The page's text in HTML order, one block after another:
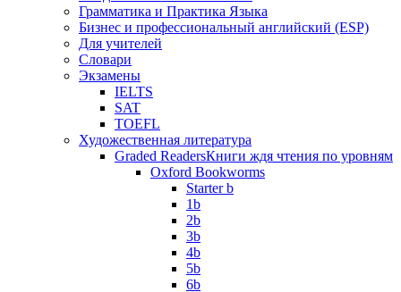
Грамматика и Практика Языка
Бизнес и профессиональный английский (ESP)
Для учителей
Словари
Экзамены
IELTS
SAT
TOEFL
Художественная литература
Graded ReadersКниги ждя чтения по уровням
Oxford Bookworms
Starter b
1b
2b
3b
4b
5b
6b